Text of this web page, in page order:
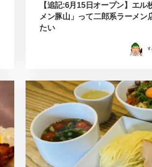
【追記:6月15日オープン】エル
メン豚山」って二郎系ラーメン
たい
す